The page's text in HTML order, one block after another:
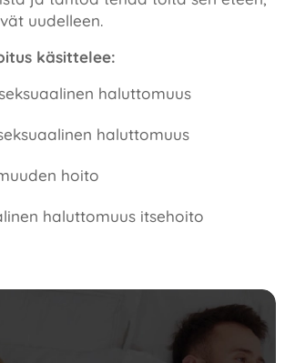
uudelleen.
käsittelee:
haluttomuus
haluttomuus
hoito
haluttomuus itsehoito